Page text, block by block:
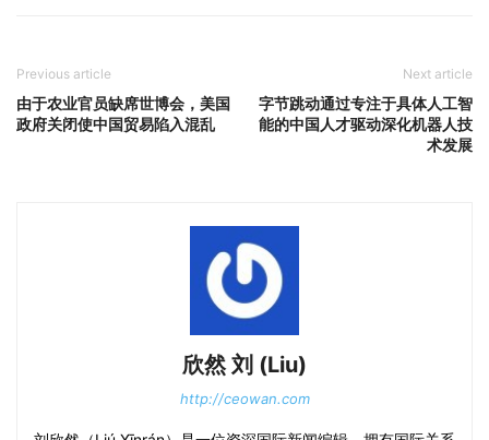
Previous article
由于农业官员缺席世博会，美国
政府关闭使中国贸易陷入混乱
Next article
字节跳动通过专注于具体人工智
能的中国人才驱动深化机器人技
术发展
欣然 刘 (Liu)
http://ceowan.com